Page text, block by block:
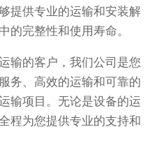
提供专业的运输和安装解
的完整性和使用寿命。
输的客户，我们公司是您
务、高效的运输和可靠的
输项目。无论是设备的运
程为您提供专业的支持和